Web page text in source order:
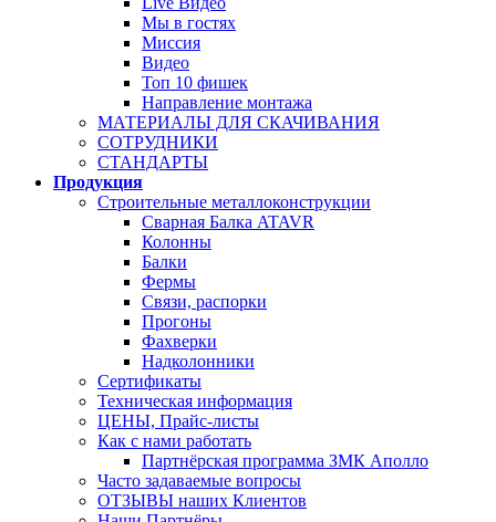
Мы в гостях
Миссия
Видео
Топ 10 фишек
Направление монтажа
МАТЕРИАЛЫ ДЛЯ СКАЧИВАНИЯ
СОТРУДНИКИ
СТАНДАРТЫ
Продукция
Строительные металлоконструкции
Сварная Балка ATAVR
Колонны
Балки
Фермы
Связи, распорки
Прогоны
Фахверки
Надколонники
Сертификаты
Техническая информация
ЦЕНЫ, Прайс-листы
Как с нами работать
Партнёрская программа ЗМК Аполло
Часто задаваемые вопросы
ОТЗЫВЫ наших Клиентов